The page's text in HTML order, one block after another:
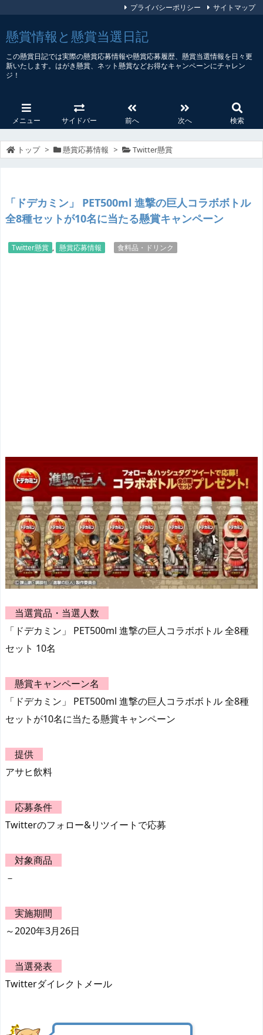
懸賞情報と懸賞当選日記
この懸賞日記では実際の懸賞応募情報や懸賞応募履歴、懸賞当選情報を日々更
新いたします。はがき懸賞、ネット懸賞などお得なキャンペーンにチャレン
ジ！
メニュー サイドバー 前へ 次へ 検索
プライバシーポリシー サイトマップ
トップ > 懸賞応募情報 > Twitter懸賞
「ドデカミン」 PET500ml 進撃の巨人コラボボトル
全8種セットが10名に当たる懸賞キャンペーン
Twitter懸賞 , 懸賞応募情報 食料品・ドリンク
当選賞品・当選人数
「ドデカミン」 PET500ml 進撃の巨人コラボボトル 全8種
セット 10名
懸賞キャンペーン名
「ドデカミン」 PET500ml 進撃の巨人コラボボトル 全8種
セットが10名に当たる懸賞キャンペーン
提供
アサヒ飲料
応募条件
Twitterのフォロー&リツイートで応募
対象商品
－
実施期間
～2020年3月26日
当選発表
Twitterダイレクトメール